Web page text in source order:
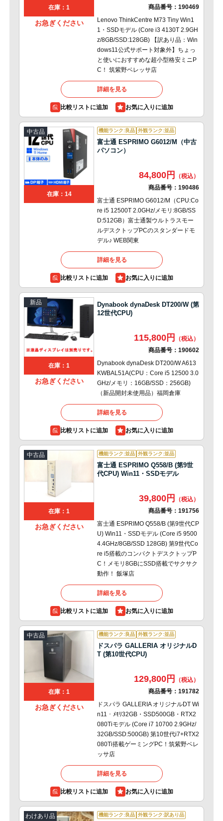
在庫：1
お急ぎください
商品番号： 190469
Lenovo ThinkCentre M73 Tiny Win1
1・SSDモデル (Core i3 4130T 2.9GH
z/8GB/SSD:128GB) 【訳あり品：Win
dows11公式サポート対象外】ちょっ
と使いにおすすめな超小型格安ミニP
C！ 筑紫野ベレッサ店
詳細を見る
比較リストに追加
中古品
在庫：14
機能ランク:良品 外観ランク:並品
富士通 ESPRIMO G6012/M（中古
パソコン）
84,800円
商品番号： 190486
富士通 ESPRIMO G6012/M（CPU:Co
re i5 12500T 2.0GHz/メモリ:8GB/SS
D:512GB）富士通製ウルトラスモー
ルデスクトップPCのスタンダードモ
デル♪ WEB関東
詳細を見る
比較リストに追加
新品
在庫：1
お急ぎください
Dynabook dynaDesk DT200/W (第
12世代CPU)
115,800円
商品番号： 190602
Dynabook dynaDesk DT200/W A613
KWBAL51A(CPU：Core i5 12500 3.0
GHz/メモリ：16GB/SSD：256GB)
（新品開封未使用品）福岡倉庫
詳細を見る
比較リストに追加
中古品
在庫：1
お急ぎください
機能ランク:並品 外観ランク:並品
富士通 ESPRIMO Q558/B (第9世
代CPU) Win11・SSDモデル
39,800円
商品番号： 191756
富士通 ESPRIMO Q558/B (第9世代CP
U) Win11・SSDモデル (Core i5 9500
4.4GHz/8GB/SSD 128GB) 第9世代Co
re i5搭載のコンパクトデスクトップP
C！メモリ8GBにSSD搭載でサクサク
動作！ 飯塚店
詳細を見る
比較リストに追加
中古品
在庫：1
お急ぎください
機能ランク:良品 外観ランク:並品
ドスパラ GALLERIA オリジナルD
T (第10世代CPU)
129,800円
商品番号： 191782
ドスパラ GALLERIA オリジナルDT Wi
n11・ﾒﾓﾘ32GB・SSD500GB・RTX2
080Tiモデル (Core i7 10700 2.9GHz/
32GB/SSD:500GB) 第10世代i7+RTX2
080Ti搭載ゲーミングPC！筑紫野ベレ
ッサ店
詳細を見る
比較リストに追加
わけあり品 機能ランク:良品 外観ランク:訳あり品